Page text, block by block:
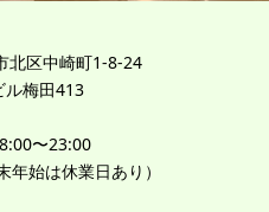
北区中崎町1-8-24
ル梅田413
〜23:00
始は休業日あり）